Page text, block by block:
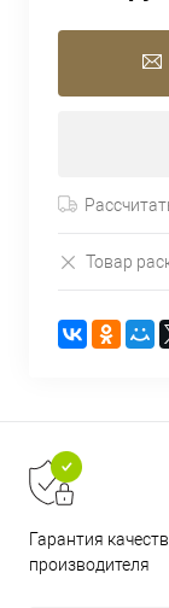
Товар
Гарантия
производителя